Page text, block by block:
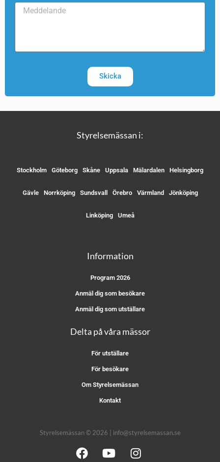
Skicka
Styrelsemässan i:
Stockholm Göteborg Skåne Uppsala Mälardalen Helsingborg
Gävle Norrköping Sundsvall Örebro Värmland Jönköping
Linköping Umeå
Information
Program 2026
Anmäl dig som besökare
Anmäl dig som utställare
Delta på våra mässor
För utställare
För besökare
Om Styrelsemässan
Kontakt
Styrelsemässan © 2026 | info@styrelsemassan.se